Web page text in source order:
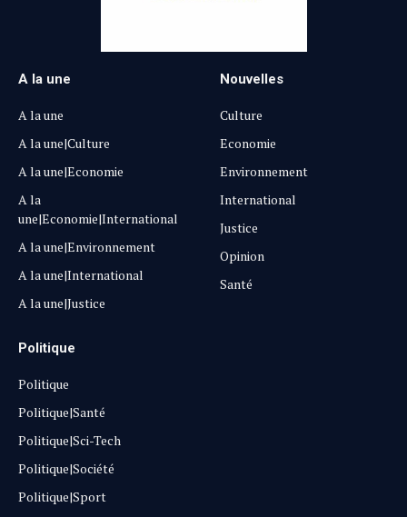
A la une
A la une
A la une|Culture
A la une|Economie
A la
une|Economie|International
A la une|Environnement
A la une|International
A la une|Justice
Nouvelles
Culture
Economie
Environnement
International
Justice
Opinion
Santé
Politique
Politique
Politique|Santé
Politique|Sci-Tech
Politique|Société
Politique|Sport